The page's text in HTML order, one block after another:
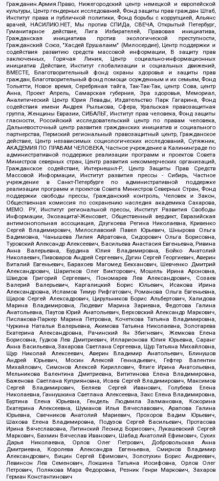
Гражданин.Армия.Право, Нижегородский центр немецкой и европейской
культуры, Центр гендерных исследований, Фонд защиты прав граждан Штаб,
Институт права и публичной политики, Фонд борьбы с коррупцией, Альянс
врачей, НАСИЛИЮ.НЕТ, Мы против СПИДа, СВЕЧА, Открытый Петербург,
Гуманитарное действие, Лига Избирателей, Правовая инициатива,
Гражданская инициатива против экологической преступности,
Гражданский Союз, "Хасдей Ерушалаим" (Милосердие), Центр поддержки и
содействия развитию средств массовой информации, В защиту прав
заключенных, Горячая Линия, Центр социально-информационных
инициатив Действие, Институт глобализации и социальных движений,
ВМЕСТЕ, Благотворительный фонд охраны здоровья и защиты прав
граждан, Благотворительный фонд помощи осужденным и их семьям, Фонд
Тольятти, Новое время, Серебряная тайга, Так-Так-Так, центр Сова, центр
Анна, Проект Апрель, Самарская губерния, Эра здоровья, Мемориал,
Аналитический Центр Юрия Левады, Издательство Парк Гагарина, Фонд
содействия имени Андрея Рылькова, Сфера, Уральская правозащитная
группа, Женщины Евразии, СИБАЛЬТ, Институт прав человека, Фонд защиты
гласности, Российский исследовательский центр по правам человека,
Дальневосточный центр развития гражданских инициатив и социального
партнерства, Пермский региональный правозащитный центр, Гражданское
действие, Центр независимых социологических исследований, Сутяжник,
АКАДЕМИЯ ПО ПРАВАМ ЧЕЛОВЕКА, Частное учреждение в Калининграде по
административной поддержке реализации программ и проектов Совета
Министров северных стран, Центр развития некоммерческих организаций,
Гражданское содействие, Интернешнл-Р, Центр Защиты Прав Средств
Массовой Информации, Институт развития прессы - Сибирь, Частное
учреждение в Санкт-Петербурге по административной поддержке
реализации программ и проектов Совета Министров Северных Стран, Фонд
поддержки свободы прессы, Гражданский контроль, Человек и Закон,
Общественная комиссия по сохранению наследия академика Сахарова,
МЕМО. РУ, Институт региональной прессы, Институт Развития Свободы
Информации, Экозащита!-Женсовет, Общественный вердикт, Евразийская
антимонопольная ассоциация, Дзугкоева Регина Николаевна, Кривенко
Сергей Владимирович, Милославский Павел Юрьевич, Шнырова Ольга
Вадимовна, Чанышева Лилия Айратовна, Сидорович Ольга Борисовна,
Туровский Александр Алексеевич, Васильева Анастасия Евгеньевна, Ривина
Анна Валерьевна, Бурдина Юлия Владимировна, Бойко Анатолий
Николаевич, Пивоваров Андрей Сергеевич, Дугин Сергей Георгиевич, Аверин
Виталий Евгеньевич, Барахоев Магомед Бекханович, Шевченко Дмитрий
Александрович, Шарипков Олег Викторович, Мошель Ирина Ароновна,
Шведов Григорий Сергеевич, Пономарев Лев Александрович, Созаев
Валерий Валерьевич, Каргалицкий Борис Юльевич, Исакова Ирина
Александровна, Исламов Тимур Рифгатович, Романова Ольга Евгеньевна,
Щаров Сергей Алексадрович, Цирульников Борис Альбертович, Халидова
Марина Владимировна, Людевиг Марина Зариевна, Федотова Галина
Анатольевна, Паутов Юрий Анатольевич, Верховский Александр Маркович,
Пислакова-Паркер Марина Петровна, Кочеткова Татьяна Владимировна,
Чуркина Наталья Валерьевна, Акимова Татьяна Николаевна, Золотарева
Екатерина Александровна, Рачинский Ян Збигневич, Жемкова Елена
Борисовна, Гудков Лев Дмитриевич, Илларионова Юлия Юрьевна, Саранг
Анна Васильевна, Захарова Светлана Сергеевна, Щур Татьяна Михайловна,
Щур Николай Алексеевич, Аверин Владимир Анатольевич, Блинушов
Андрей Юрьевич, Мосин Алексей Геннадьевич, Гефтер Валентин
Михайлович, Симонов Алексей Кириллович, Флиге Ирина Анатольевна,
Мельникова Валентина Дмитриевна, Вититинова Елена Владимировна,
Баженова Светлана Куприяновна, Исаев Сергей Владимирович, Максимов
Сергей Владимирович, Беляев Сергей Иванович, Голубева Елена
Николаевна, Ганнушкина Светлана Алексеевна, Закс Елена Владимировна,
Буртина Елена Юрьевна, Гендель Людмила Залмановна, Кокорина
Екатерина Алексеевна, Шуманов Илья Вячеславович, Арапова Галина
Юрьевна, Свечников Анатолий Мариевич, Прохоров Вадим Юрьевич,
Шахова Елена Владимировна, Подузов Сергей Васильевич, Протасова
Ирина Вячеславовна, Литинский Леонид Борисович, Лукашевский Сергей
Маркович, Бахмин Вячеслав Иванович, Шабад Анатолий Ефимович, Сухих
Дарья Николаевна, Орлов Олег Петрович, Добровольская Анна
Дмитриевна, Королева Александра Евгеньевна, Смирнов Владимир
Александрович, Вицин Сергей Ефимович, Золотухин Борис Андреевич,
Левинсон Лев Семенович, Локшина Татьяна Иосифовна, Орлов Олег
Петрович, Полякова Мара Федоровна, Резник Генри Маркович, Захаров
Герман Константинович